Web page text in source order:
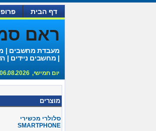
דף הבית
ראם
מעבדת מחשבים |
| מחשבים ניידים |
יום חמישי, 06.08.2026 ישראל 15:02
מוצרים
סלולרי מכשירי
SMARTPHONE